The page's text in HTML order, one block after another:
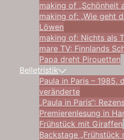
making of „Schönheit
making of: „Wie geht
Löwen
making of: Nichts als
mare TV: Finnlands
Papa dreht Pirouetten
Belletristik
Paula in Paris – 1985,
veränderte
„Paula in Paris“:
Premierenlesung in
Frühstück mit Giraffen
Backstage „Frühstück